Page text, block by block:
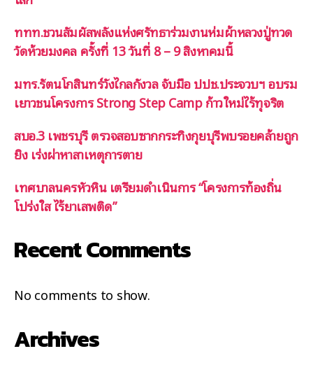
ททท.ชวนสัมผัสพลังแห่งศรัทธาร่วมงานห่มผ้าหลวงปู่ทวด
วัดห้วยมงคล ครั้งที่ 13 วันที่ 8 – 9 สิงหาคมนี้
มทร.รัตนโกสินทร์วังไกลกังวล จับมือ ปปช.ประจวบฯ อบรม
เยาวชนโครงการ Strong Step Camp ก้าวใหม่ไร้ทุจริต
สบอ.3 เพชรบุรี ตรวจสอบซากกระทิงกุยบุรีพบรอยคล้ายถูก
ยิง เร่งผ่าหาสาเหตุการตาย
เทศบาลนครหัวหิน เตรียมดำเนินการ “โครงการท้องถิ่น
โปร่งใส ไร้ยาเสพติด”
Recent Comments
No comments to show.
Archives